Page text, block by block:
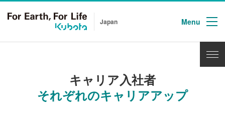
Japan Menu
キャリア入社者
それぞれのキャリアアップ